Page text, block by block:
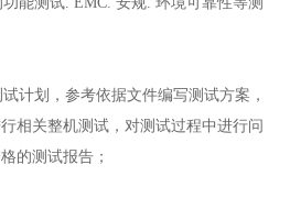
计划，参考依据文件编写测试方案，
相关整机测试，对测试过程中进行问
的测试报告；